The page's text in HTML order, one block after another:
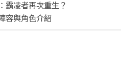
霸凌者再次重生？
容與角色介紹